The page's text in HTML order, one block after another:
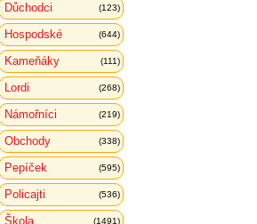
Důchodci (123)
Hospodské (644)
Kameňáky (111)
Lordi (268)
Námořníci (219)
Obchody (338)
Pepíček (595)
Policajti (536)
Škola (1491)